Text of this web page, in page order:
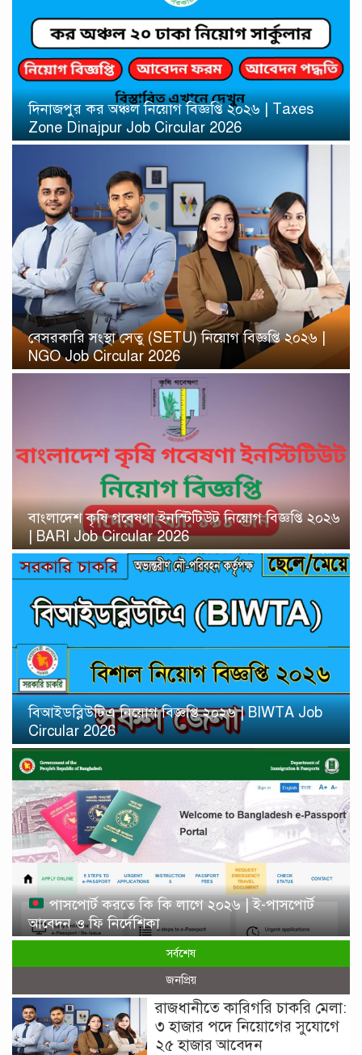
দিনাজপুর কর অঞ্চল নিয়োগ বিজ্ঞপ্তি ২০২৬ | Taxes
Zone Dinajpur Job Circular 2026
বেসরকারি সংস্থা সেতু (SETU) নিয়োগ বিজ্ঞপ্তি ২০২৬ |
NGO Job Circular 2026
বাংলাদেশ কৃষি গবেষণা ইনস্টিটিউট নিয়োগ বিজ্ঞপ্তি ২০২৬
| BARI Job Circular 2026
বিআইডব্লিউটিএ নিয়োগ বিজ্ঞপ্তি ২০২৬ | BIWTA Job
Circular 2026
পাসপোর্ট করতে কি কি লাগে ২০২৬ | ই-পাসপোর্ট
আবেদন ও ফি নির্দেশিকা
সর্বশেষ
জনপ্রিয়
রাজধানীতে কারিগরি চাকরি মেলা:
৩ হাজার পদে নিয়োগের সুযোগে
২৫ হাজার আবেদন